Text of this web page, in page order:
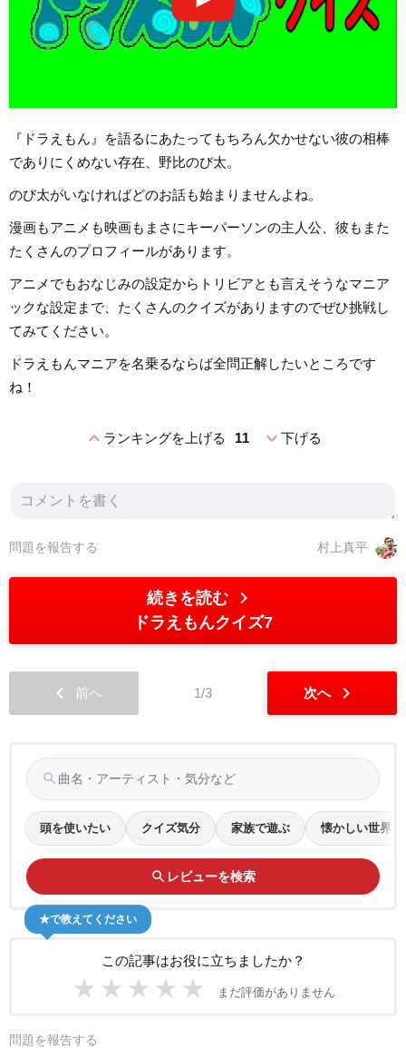
『ドラえもん』を語るにあたってもちろん欠かせない彼の相棒
でありにくめない存在、野比のび太。
のび太がいなければどのお話も始まりませんよね。
漫画もアニメも映画もまさにキーパーソンの主人公、彼もまた
たくさんのプロフィールがあります。
アニメでもおなじみの設定からトリビアとも言えそうなマニア
ックな設定まで、たくさんのクイズがありますのでぜひ挑戦し
てみてください。
ドラえもんマニアを名乗るならば全問正解したいところです
ね！
expand_lessランキングを上げる 11 expand_more下げる
村上真平
問題を報告する
続きを読む chevron_right
ドラえもんクイズ7
chevron_left 前へ 1/3 次へ chevron_right
search
頭を使いたい クイズ気分 家族で遊ぶ 懐かしい世界
search レビューを検索
この記事はお役に立ちましたか？
★ ★ ★ ★ ★ まだ評価がありません
★で教えてください
問題を報告する